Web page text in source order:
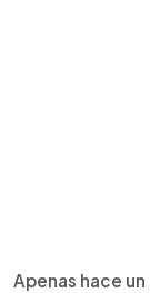
Apenas hace